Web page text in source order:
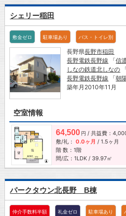
シェリー稲田
敷金ゼロ 駐車場あり バス・トイレ別
長野県長野市稲田
長野電鉄長野線 「信
しなの鉄道北しなの
長野電鉄長野線 「朝
築年月2010年11月
空室情報
64,500 円 / 共益費：
敷/礼： 0.0ヶ月 / 1.5ヶ月
階 数：1階
間/広：1LDK / 39.97㎡
パークタウン北長野 B棟
仲介手数料半額 礼金ゼロ 駐車場あり